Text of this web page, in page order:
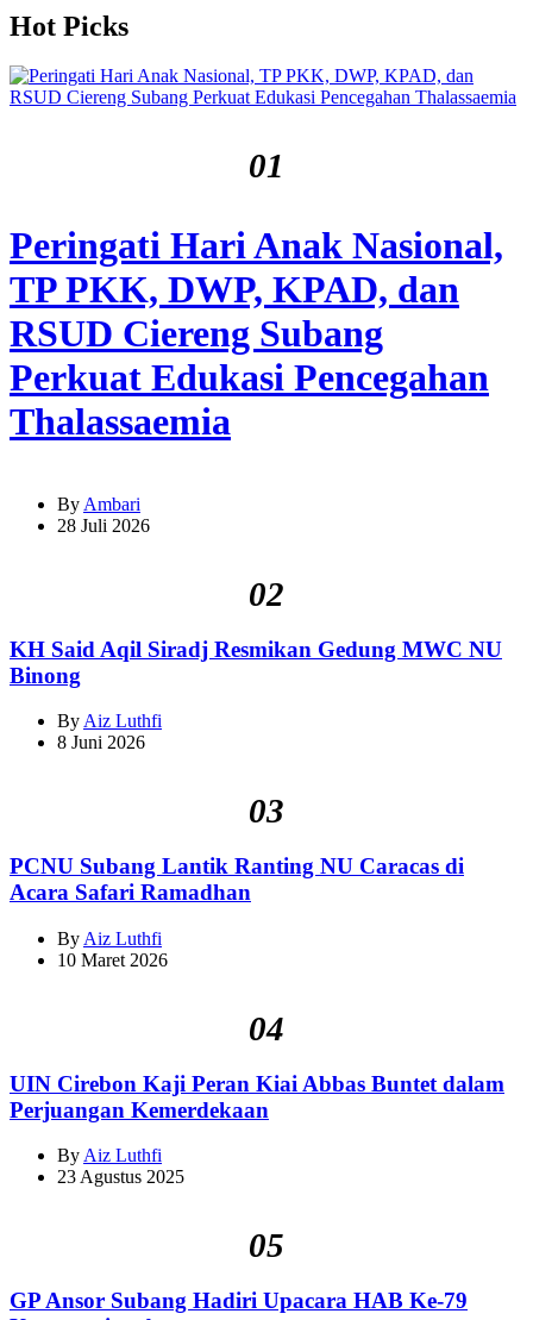
Hot Picks
01
Peringati Hari Anak Nasional,
TP PKK, DWP, KPAD, dan
RSUD Ciereng Subang
Perkuat Edukasi Pencegahan
Thalassaemia
By Ambari
28 Juli 2026
02
KH Said Aqil Siradj Resmikan Gedung MWC NU
Binong
ByAiz Luthfi
8 Juni 2026
03
PCNU Subang Lantik Ranting NU Caracas di
Acara Safari Ramadhan
By Aiz Luthfi
10 Maret 2026
04
UIN Cirebon Kaji Peran Kiai Abbas Buntet dalam
Perjuangan Kemerdekaan
By Aiz Luthfi
23 Agustus 2025
05
GP Ansor Subang Hadiri Upacara HAB Ke-79